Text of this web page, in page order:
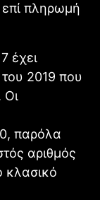
επί πληρωμή
έχει
2019 που
Οι
παρόλα
αριθμός
κλασικό